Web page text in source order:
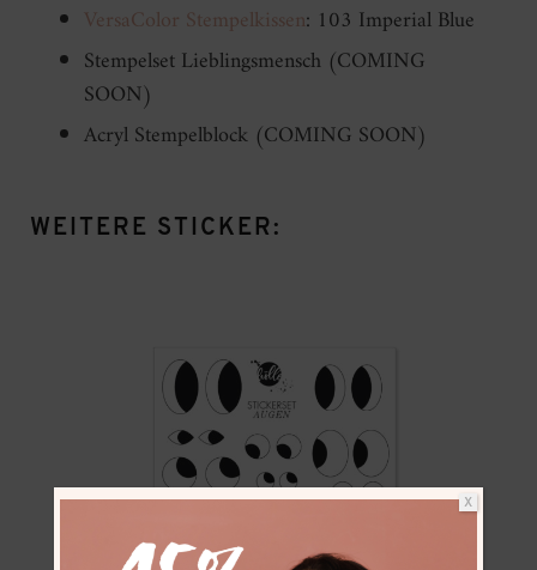
VersaColor Stempelkissen: 103 Imperial Blue
Stempelset Lieblingsmensch (COMING
SOON)
Acryl Stempelblock (COMING SOON)
WEITERE STICKER:
X